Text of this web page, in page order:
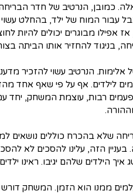
כמובן, הנרטיב של חדר
עבור המוח של ילד, בהחלט
אז אפילו מבוגרים יכולים להיות
להחזיר אותו הביתה
הנרטיב עשוי להזכיר
לילדים. אף על פי שאף אחד
רבות, עוצמת המשחק, יחד
שלא בהכרח כוללים נושאים
הזה, עלינו להסכים לא
הילדים שלהם יגיבו. ראינו